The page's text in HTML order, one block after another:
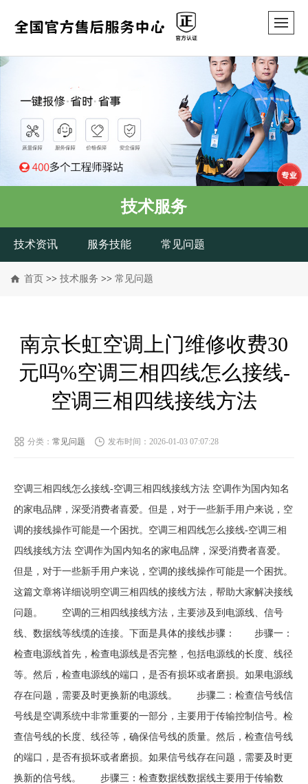
技术服务
技术资讯 服务技能 常见问题
首页 >> 技术服务 >> 常见问题
南京长虹空调上门维修收费30
元吗%空调三相四线怎么接线-
空调三相四线接线方法
分类： 常见问题 发布时间：2026-01-03 07:07:28
空调三相四线怎么接线-空调三相四线接线方法 空调作为国内知名
的家电品牌，深受消费者喜爱。但是，对于一些新手用户来说，空
调的接线操作可能是一个困扰。空调三相四线怎么接线-空调三相
四线接线方法 空调作为国内知名的家电品牌，深受消费者喜爱。
但是，对于一些新手用户来说，空调的接线操作可能是一个困扰。
这篇文章将详细说明空调三相四线的接线方法，帮助大家解决接线
问题。 空调的三相四线接线方法，主要涉及到电源线、信号
线、数据线等线缆的连接。下面是具体的接线步骤： 步骤一：
检查电源线首先，检查电源线是否完整，包括电源线的长度、线径
等。然后，检查电源线的端口，是否有损坏或者磨损。如果电源线
存在问题，需要及时更换新的电源线。 步骤二：检查信号线信
号线是空调系统中非常重要的一部分，主要用于传输控制信号。检
查信号线的长度、线径等，确保信号线的质量。然后，检查信号线
的端口，是否有损坏或者磨损。如果信号线存在问题，需要及时更
换新的信号线。 步骤三：检查数据线数据线主要用于传输数